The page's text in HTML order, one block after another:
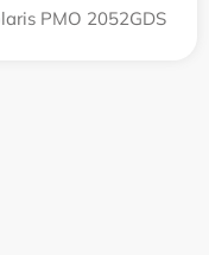
PMO 2052GDS